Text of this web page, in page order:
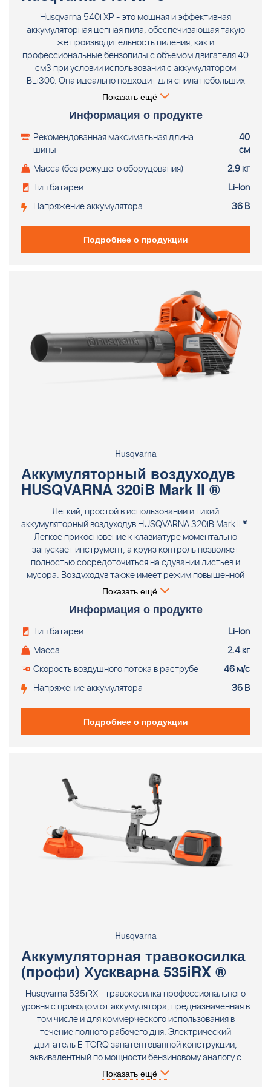
Husqvarna 540i XP - это мощная и эффективная
аккумуляторная цепная пила, обеспечивающая такую
же производительность пиления, как и
профессиональные бензопилы с объемом двигателя 40
см3 при условии использования с аккумулятором
BLi300. Она идеально подходит для спила небольших
деревьев, обеспечивая гладкие и ровные срезы.
Аккумуляторная цепная пила Husqvarna 540i XP®
предназначена для профессиональных пользователей,
которые хотят иметь легкую, высокоэффективную
аккумуляторную цепную пилу. Эта цепная пила
аккумуляторной техники без снижения эффективности.
Поставляется без аккумулятора и зарядного
Показать ещё
Информация о продукте
Рекомендованная максимальная длина
шины
40
см
Масса (без режущего оборудования)
2.9 кг
Тип батареи
Li-Ion
Напряжение аккумулятора
36 В
Подробнее о продукции
Husqvarna
Аккумуляторный воздуходув
HUSQVARNA 320iB Mark II ®
Легкий, простой в использовании и тихий
аккумуляторный воздуходув HUSQVARNA 320iB Mark II ®.
Легкое прикосновение к клавиатуре моментально
запускает инструмент, а круиз контроль позволяет
полностью сосредоточиться на сдувании листьев и
мусора. Воздуходув также имеет режим повышенной
производительности, который предоставляет Вам
дополнительную мощность, когда это необходимо.
Аккумуляторный воздуходув HUSQVARNA 320iB Mark II ®
поставляется без аккумулятора и зарядного
Показать ещё
Информация о продукте
Тип батареи
Li-Ion
Масса
2.4 кг
Скорость воздушного потока в раструбе
46 м/с
Напряжение аккумулятора
36 В
Подробнее о продукции
Husqvarna
Аккумуляторная травокосилка
(профи) Хускварна 535iRX ®
Husqvarna 535iRX - травокосилка профессионального
уровня с приводом от аккумулятора, предназначенная в
том числе и для коммерческого использования в
течение полного рабочего дня. Электрический
двигатель E-TORQ запатентованной конструкции,
эквивалентный по мощности бензиновому аналогу с
объемом цилиндра 35 см3, и диаметр вылета корда 45
см обеспечивают высокий уровень
Показать ещё